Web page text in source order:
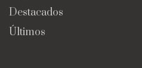
Destacados
Últimos